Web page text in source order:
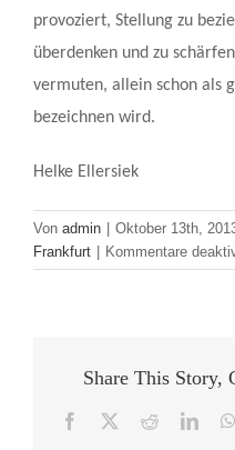
provoziert, Stellung zu
überdenken und zu
vermuten, allein schon als
bezeichnen wird.
Helke Ellersiek
Von admin Oktober 13th,
Frankfurt
Kommentare
Share This Story,
Facebook Reddit